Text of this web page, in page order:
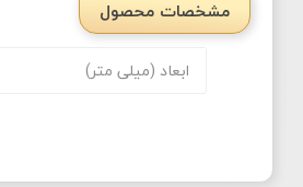
مشخصات محصول
ابعاد (میلی متر)